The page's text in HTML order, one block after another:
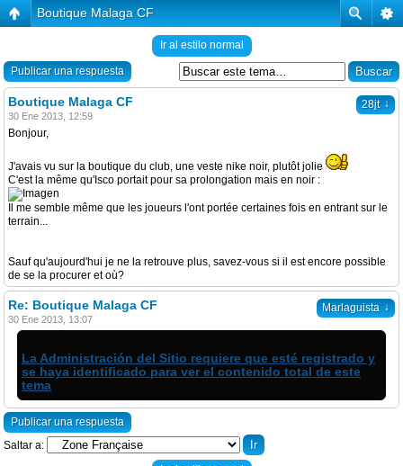
Boutique Malaga CF
Ir al estilo normal
Publicar una respuesta
28jt ↓
Boutique Malaga CF
30 Ene 2013, 12:59
Bonjour,
J'avais vu sur la boutique du club, une veste nike noir, plutôt jolie
C'est la même qu'Isco portait pour sa prolongation mais en noir :
Il me semble même que les joueurs l'ont portée certaines fois en entrant sur le
terrain...
Sauf qu'aujourd'hui je ne la retrouve plus, savez-vous si il est encore possible
de se la procurer et où?
Marlaguista ↓
Re: Boutique Malaga CF
30 Ene 2013, 13:07
La Administración del Sitio requiere que esté registrado y
se haya identificado para ver el contenido total de este
tema
Publicar una respuesta
Saltar a: